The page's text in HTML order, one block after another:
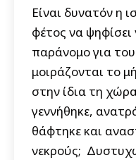
Είναι δυνατόν η
φέτος να
παράνομο για
μοιράζονται το
στην ίδια τη
γεννήθηκε,
θάφτηκε και
νεκρούς;